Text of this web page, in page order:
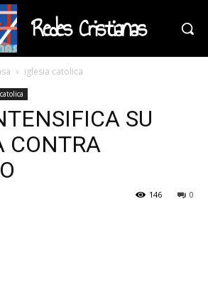
Redes Cristianas
iglesia catolica
SU
CONTRA
0
146